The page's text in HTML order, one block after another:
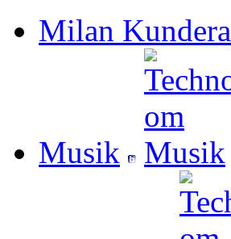
Milan Kundera
Musik